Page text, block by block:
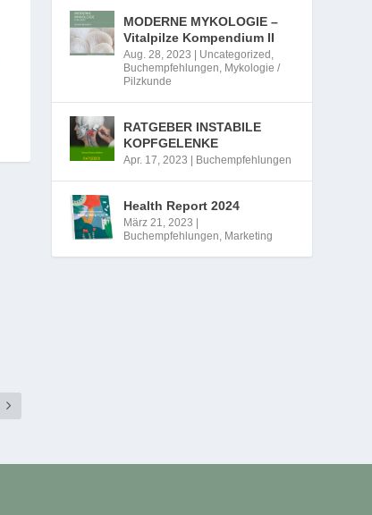
MODERNE MYKOLOGIE –
Vitalpilze Kompendium II
Aug. 28, 2023 Uncategorized ,
Buchempfehlungen, Mykologie /
Pilzkunde
RATGEBER INSTABILE
KOPFGELENKE
Apr. 17, 2023 Buchempfehlungen
Health Report 2024
März 21, 2023
Buchempfehlungen, Marketing